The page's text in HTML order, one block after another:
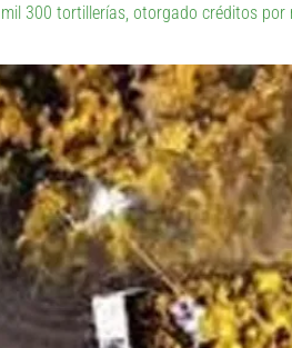
300 tortillerías, otorgado créditos